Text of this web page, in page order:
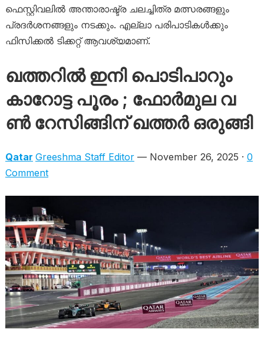
ഫെസ്റ്റിവലിൽ അന്താരാഷ്ട്ര ചലച്ചിത്ര മത്സരങ്ങളും
പ്രദർശനങ്ങളും നടക്കും. എല്ലാ പരിപാടികൾക്കും
ഫിസിക്കൽ ടിക്കറ്റ് ആവശ്യമാണ്.
ഖത്തറിൽ ഇനി പൊടിപാറും
കാറോട്ട പൂരം ; ഫോ​ർ​മു​ല വ​
ൺ റേ​സി​ങ്ങി​ന്​ ഖ​ത്ത​ർ ഒ​രു​ങ്ങി
Qatar Greeshma Staff Editor— November 26, 2025 · 0
Comment